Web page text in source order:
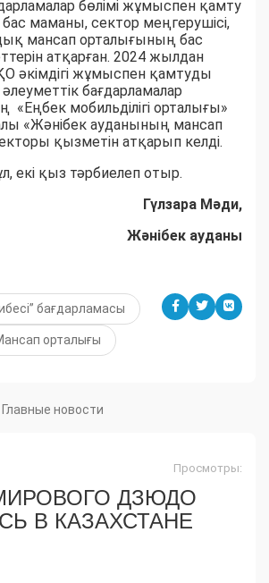
бөлімі жұмыспен қамту
маманы, сектор меңгерушісі,
мансап орталығының бас
атқарған. 2024 жылдан
әкімдігі жұмыспен қамтуды
бағдарламалар
мобильділігі орталығы»
«Жәнібек ауданының мансап
қызметін атқарып келді.
екі қыз тәрбиелеп отыр.
Гүлзара Мәди,
Жәнібек ауданы
бағдарламасы
орталығы
Главные новости
Просмотры:
ДЗЮДО
В КАЗАХСТАНЕ